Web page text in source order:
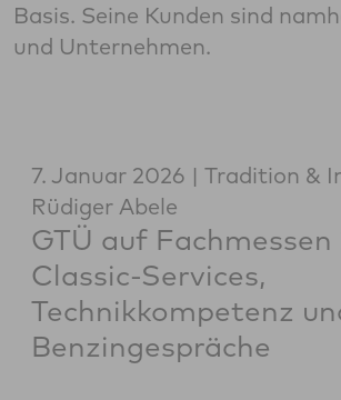
Basis. Seine Kunden sind
und Unternehmen.
7. Januar 2026
Tradition &
Rüdiger Abele
GTÜ auf Fachmessen
Classic-Services,
Technikkompetenz
Benzingespräche